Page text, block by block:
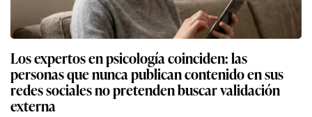
Los expertos en psicología coinciden: las
personas que nunca publican contenido en sus
redes sociales no pretenden buscar validación
externa